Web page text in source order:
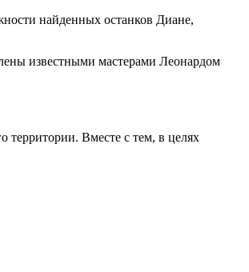
найденных останков Диане,
известными мастерами Леонардом
территории. Вместе с тем, в целях